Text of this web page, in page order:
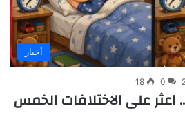
أخبار
0
18
على الاختلافات الخمس